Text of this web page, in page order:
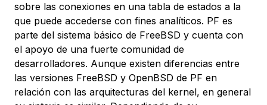
sobre las conexiones en una tabla de estados a la
que puede accederse con fines analíticos. PF es
parte del sistema básico de FreeBSD y cuenta con
el apoyo de una fuerte comunidad de
desarrolladores. Aunque existen diferencias entre
las versiones FreeBSD y OpenBSD de PF en
relación con las arquitecturas del kernel, en general